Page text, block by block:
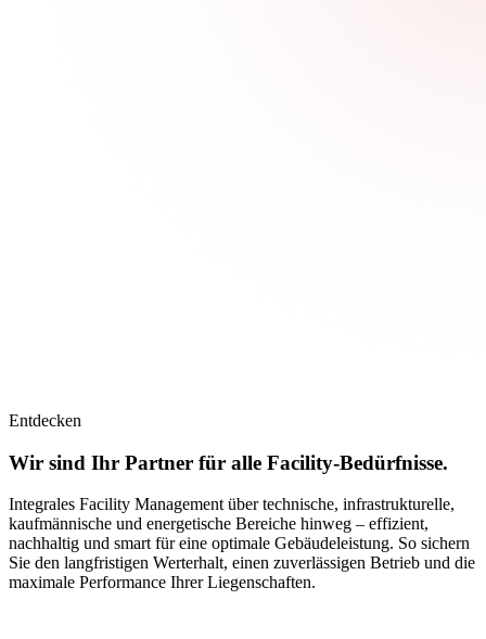
Entdecken
Wir sind Ihr Partner für alle Facility-Bedürfnisse.
Integrales Facility Management über technische, infrastrukturelle,
kaufmännische und energetische Bereiche hinweg – effizient,
nachhaltig und smart für eine optimale Gebäudeleistung. So sichern
Sie den langfristigen Werterhalt, einen zuverlässigen Betrieb und die
maximale Performance Ihrer Liegenschaften.